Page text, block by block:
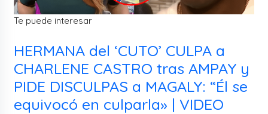
Te puede interesar
HERMANA del ‘CUTO’ CULPA a
CHARLENE CASTRO tras AMPAY y
PIDE DISCULPAS a MAGALY: “Él se
equivocó en culparla» | VIDEO